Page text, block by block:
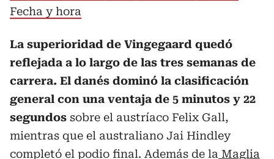
Fecha y hora
La superioridad de Vingegaard quedó
reflejada a lo largo de las tres semanas de
carrera. El danés dominó la clasificación
general con una ventaja de 5 minutos y 22
segundos sobre el austríaco Felix Gall,
mientras que el australiano Jai Hindley
completó el podio final. Además de la Maglia